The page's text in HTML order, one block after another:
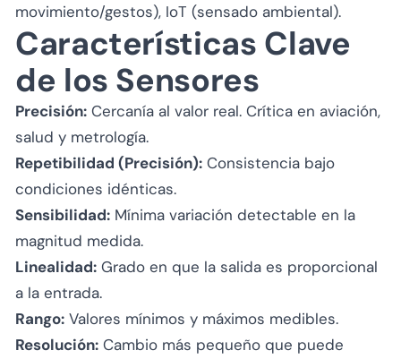
movimiento/gestos), IoT (sensado ambiental).
Características Clave
de los Sensores
Precisión: Cercanía al valor real. Crítica en aviación,
salud y metrología.
Repetibilidad (Precisión): Consistencia bajo
condiciones idénticas.
Sensibilidad: Mínima variación detectable en la
magnitud medida.
Linealidad: Grado en que la salida es proporcional
a la entrada.
Rango: Valores mínimos y máximos medibles.
Resolución: Cambio más pequeño que puede